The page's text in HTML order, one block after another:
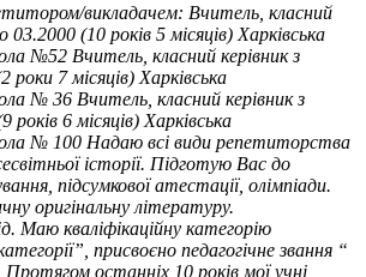
викладачем: Вчитель, класний
03.2000 (10 років 5 місяців) Харківська
№52 Вчитель, класний керівник з
роки 7 місяців) Харківська
№ 36 Вчитель, класний керівник з
6 місяців) Харківська
№ 100 Надаю всі види репетиторства
історії. Підготую Вас до
підсумкової атестації, олімпіади.
оригінальну літературу.
Маю кваліфікаційну категорію
присвоєно педагогічне звання “
останніх 10 років мої учні